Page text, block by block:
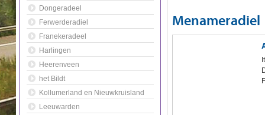
Dongeradeel
Ferwerderadiel
Franekeradeel
Harlingen
Heerenveen
het Bildt
Kollumerland en Nieuwkruisland
Leeuwarden
Menameradiel